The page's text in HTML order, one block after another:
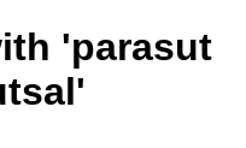
'parasut
'